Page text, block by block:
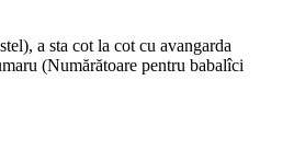
a sta cot la cot cu avangarda
(Numărătoare pentru babalîci